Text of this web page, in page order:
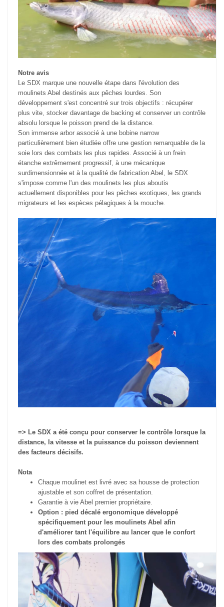
Notre avis
Le SDX marque une nouvelle étape dans l'évolution des
moulinets Abel destinés aux pêches lourdes. Son
développement s'est concentré sur trois objectifs : récupérer
plus vite, stocker davantage de backing et conserver un contrôle
absolu lorsque le poisson prend de la distance.
Son immense arbor associé à une bobine narrow
particulièrement bien étudiée offre une gestion remarquable de la
soie lors des combats les plus rapides. Associé à un frein
étanche extrêmement progressif, à une mécanique
surdimensionnée et à la qualité de fabrication Abel, le SDX
s'impose comme l'un des moulinets les plus aboutis
actuellement disponibles pour les pêches exotiques, les grands
migrateurs et les espèces pélagiques à la mouche.
=> Le SDX a été conçu pour conserver le contrôle lorsque la
distance, la vitesse et la puissance du poisson deviennent
des facteurs décisifs.
Nota
Chaque moulinet est livré avec sa housse de protection
ajustable et son coffret de présentation.
Garantie à vie Abel premier propriétaire.
Option : pied décalé ergonomique développé
spécifiquement pour les moulinets Abel afin
d'améliorer tant l'équilibre au lancer que le confort
lors des combats prolongés